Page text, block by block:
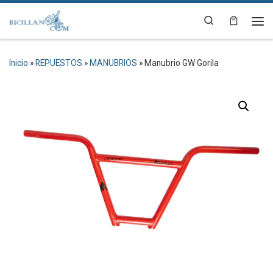
Saltar al contenido
Search
Inicio » REPUESTOS » MANUBRIOS » Manubrio GW Gorila